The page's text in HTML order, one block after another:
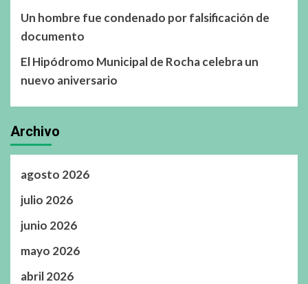
Un hombre fue condenado por falsificación de
documento
El Hipódromo Municipal de Rocha celebra un
nuevo aniversario
Archivo
agosto 2026
julio 2026
junio 2026
mayo 2026
abril 2026